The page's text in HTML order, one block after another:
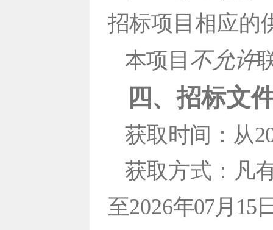
招标项目相应的
本项目 不允许
四、招标文
获取时间：从
获取方式：凡
至2026年07月15